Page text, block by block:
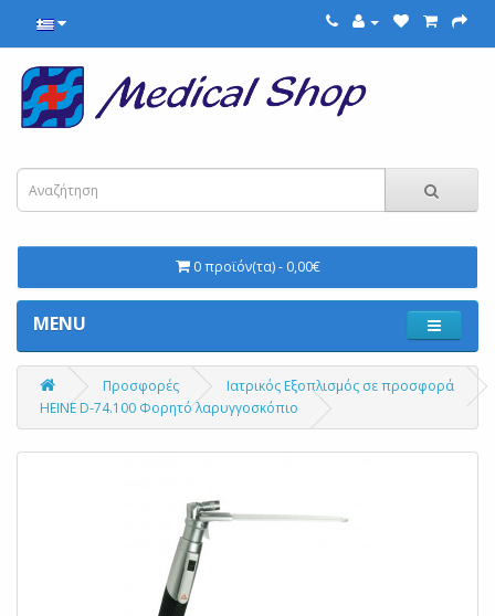
0 προϊόν(τα) - 0,00€
MENU
Προσφορές
Ιατρικός Εξοπλισμός σε προσφορά
ΗΕΙΝΕ D-74.100 Φορητό λαρυγγοσκόπιο